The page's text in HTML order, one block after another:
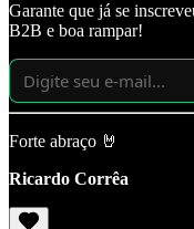
Garante que já se
B2B e boa rampar!
Forte abraço 🤘
Ricardo Corrêa